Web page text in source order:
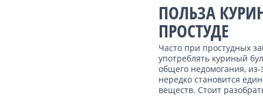
ПОЛЬЗА
ПРОСТУДЕ
Часто при простудных
употреблять куриный
общего недомогания, из-
нередко становится
веществ. Стоит